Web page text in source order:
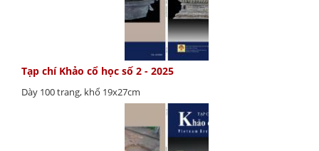
Tạp chí Khảo cổ học số 2 - 2025
Dày 100 trang, khổ 19x27cm